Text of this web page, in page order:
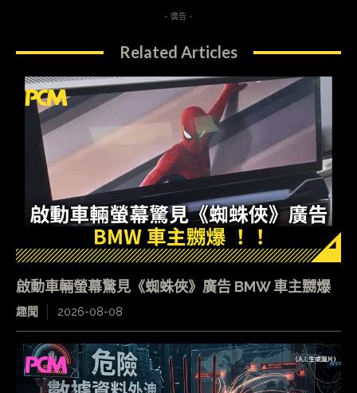
- 廣告 -
Related Articles
啟動車輛螢幕驚見《蜘蛛俠》廣告 BMW 車主嬲爆
趣聞 2026-08-08